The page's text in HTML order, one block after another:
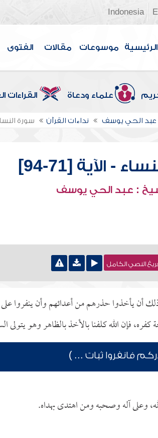
Indonesia
الرئيسية موسوعات مقالات الفتوى
علماء ودعاة القراءات
عبد الحي يوسف نداءات القرآن سورة النساء -
- الآية [71-94]
: عبد الحي يوسف
النصي الكامل
أن يأخذوا حذرهم من أعدائهم وأن ينفروا
فإن الله كلفنا بالأخذ بالظاهر وهو يتولى
فانفروا ثبات ... )
وعلى آله وصحبه ومن اهتدى بهداه.